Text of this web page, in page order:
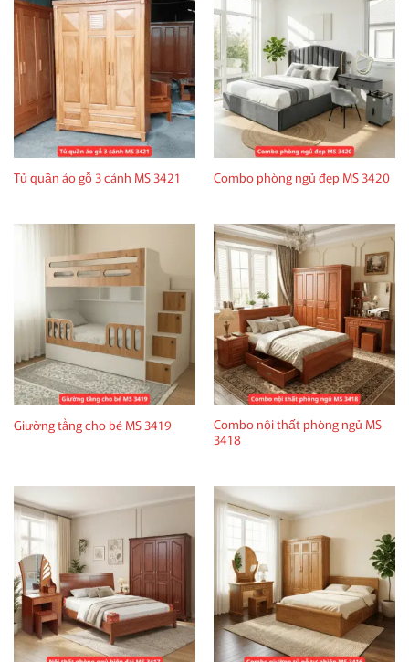
Tủ quần áo gỗ 3 cánh MS 3421 Combo phòng ngủ đẹp MS 3420
Giường tầng cho bé MS 3419
Combo nội thất phòng ngủ MS
3418